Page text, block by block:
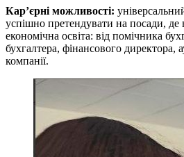
Кар’єрні можливості:
успішно претендувати на посади, де
економічна освіта: від помічника
бухгалтера, фінансового директора,
компанії.